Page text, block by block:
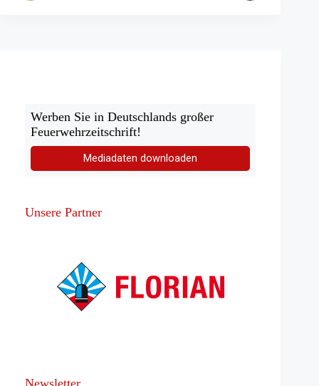
Werben Sie in Deutschlands großer
Feuerwehrzeitschrift!
Mediadaten downloaden
Unsere Partner
Newsletter